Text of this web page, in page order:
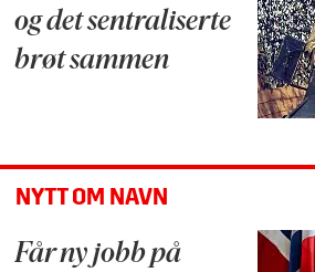
og det sentraliserte
brøt sammen
NYTT OM NAVN
Får ny jobb på